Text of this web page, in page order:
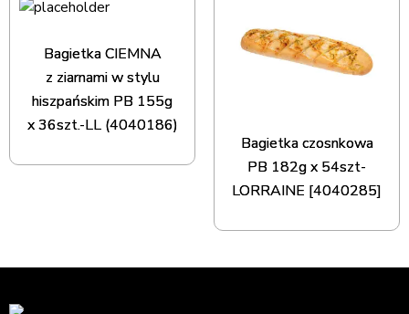
Bagietka CIEMNA
z ziarnami w stylu
hiszpańskim PB 155g
x 36szt.-LL (4040186)
Bagietka czosnkowa
PB 182g x 54szt-
LORRAINE [4040285]